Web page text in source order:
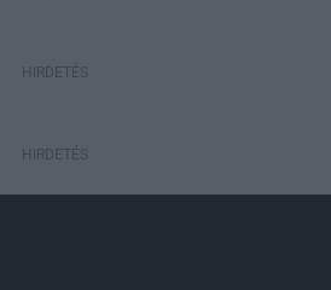
HIRDETÉS
HIRDETÉS